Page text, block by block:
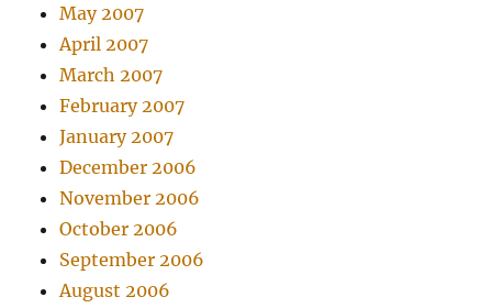
May 2007
April 2007
March 2007
February 2007
January 2007
December 2006
November 2006
October 2006
September 2006
August 2006